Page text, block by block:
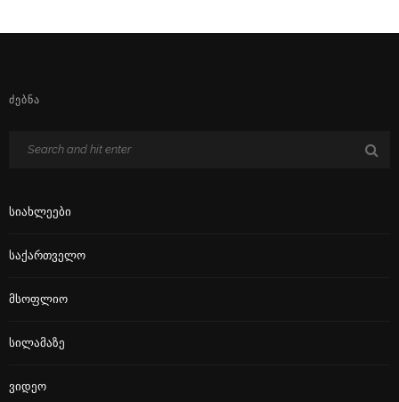
ᲫᲔᲑᲜᲐ
Სიახლეები
Საქართველო
Მსოფლიო
Სილამაზე
Ვიდეო